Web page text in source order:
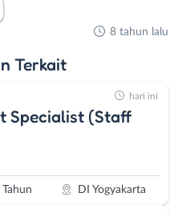
8 tahun lalu
Terkait
Specialist (Staff
DI Yogyakarta
hari ini